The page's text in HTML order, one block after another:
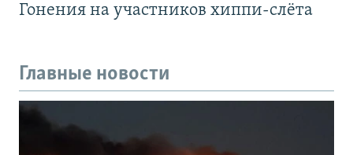
Гонения на участников хиппи-слёта
Главные новости